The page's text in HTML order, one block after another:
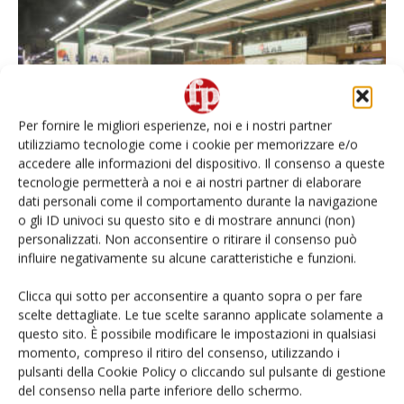
Per fornire le migliori esperienze, noi e i nostri partner
utilizziamo tecnologie come i cookie per memorizzare e/o
accedere alle informazioni del dispositivo. Il consenso a queste
tecnologie permetterà a noi e ai nostri partner di elaborare
dati personali come il comportamento durante la navigazione
o gli ID univoci su questo sito e di mostrare annunci (non)
personalizzati. Non acconsentire o ritirare il consenso può
influire negativamente su alcune caratteristiche e funzioni.
Clicca qui sotto per acconsentire a quanto sopra o per fare
scelte dettagliate. Le tue scelte saranno applicate solamente a
questo sito. È possibile modificare le impostazioni in qualsiasi
momento, compreso il ritiro del consenso, utilizzando i
pulsanti della Cookie Policy o cliccando sul pulsante di gestione
del consenso nella parte inferiore dello schermo.
Mercato Agroalimentare Milano,
operatività garantita ma in calo gli
ingressi giovedì...
Redazione 19 Marzo 2020